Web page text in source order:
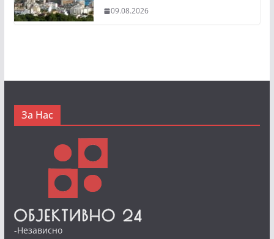
09.08.2026
За Нас
-Независно